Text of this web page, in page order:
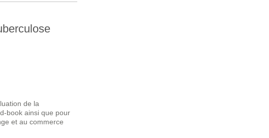
de la
book ainsi que pour
et au commerce